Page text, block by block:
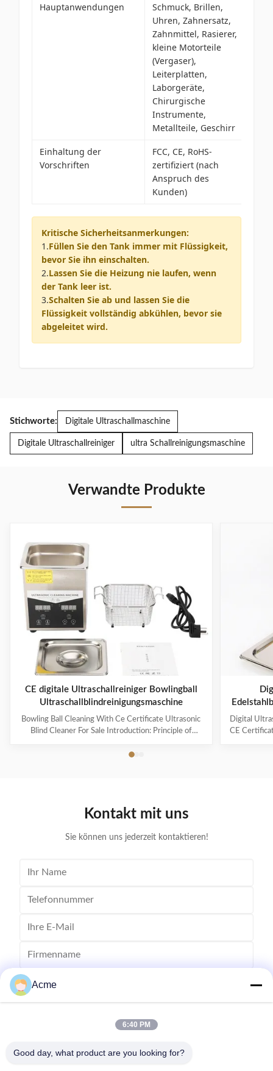
Hauptanwendungen
Schmuck, Brillen,
Uhren, Zahnersatz,
Zahnmittel, Rasierer,
kleine Motorteile
(Vergaser),
Leiterplatten,
Laborgeräte,
Chirurgische
Instrumente,
Metallteile, Geschirr
Einhaltung der
Vorschriften
FCC, CE, RoHS-
zertifiziert (nach
Anspruch des
Kunden)
Kritische Sicherheitsanmerkungen:
1.Füllen Sie den Tank immer mit Flüssigkeit,
bevor Sie ihn einschalten.
2.Lassen Sie die Heizung nie laufen, wenn
der Tank leer ist.
3.Schalten Sie ab und lassen Sie die
Flüssigkeit vollständig abkühlen, bevor sie
abgeleitet wird.
Stichworte: Digitale Ultraschallmaschine
Digitale Ultraschallreiniger ultra Schallreinigungsmaschine
Verwandte Produkte
CE digitale Ultraschallreiniger Bowlingball
Ultraschallblindreinigungsmaschine
Bowling Ball Cleaning With Ce Certificate Ultrasonic
Blind Cleaner For Sale Introduction: Principle of
from ultrasonic generator is transformed into high
tens of thousands of tiny bubbles with diameters of
kHz
Digital
CE
Kontakt mit uns
Sie können uns jederzeit kontaktieren!
Senden Sie
Acme
6:40 PM
Good day, what product are you looking for?